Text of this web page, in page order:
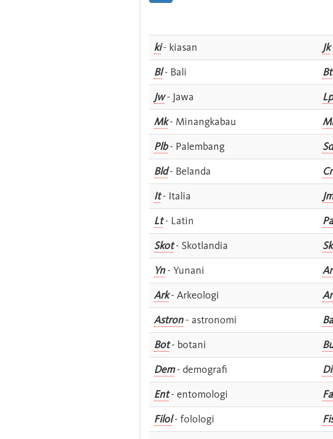
ki- kiasan Jk
Bl- Bali Bt
Jw- Jawa Lp
Mk- Minangkabau
Plb- Palembang Sd
Bld- Belanda
It- Italia Jm
Lt- Latin
Skot- Skotlandia
Yn- Yunani
Ark- Arkeologi
Astron- astronomi
Bot- botani
Dem- demografi
Ent- entomologi
Filol- folologi